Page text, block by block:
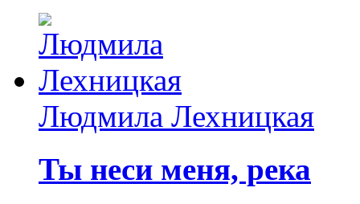
Людмила Лехницкая
Ты неси меня, река